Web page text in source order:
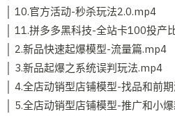
│ 10.官方活动-秒杀玩法2.0.mp4
│ 11.拼多多黑科技-全站卡100投产
│ 2.新品快速起爆模型-流量篇.mp4
│ 3.新品起爆之系统误判玩法.mp4
│ 4.全店动销型店铺模型-找品和前
│ 5.全店动销型店铺模型-推广和小